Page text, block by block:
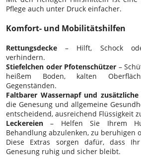
Pflege auch unter Druck einfacher.
Komfort- und Mobilitätshilfen
Rettungsdecke – Hilft, Schock
verhindern.
Stiefelchen oder Pfotenschützer –
heißem Boden, kalten
Gegenständen.
Faltbarer Wassernapf und zusätzliche
die Genesung und allgemeine
entscheidend, ausreichend Flüssigkeit
Leckereien – Helfen Sie Ihrem
Behandlung abzulenken, zu beruhigen
Diese Extras sorgen dafür, dass
Genesung ruhig und sicher bleibt.